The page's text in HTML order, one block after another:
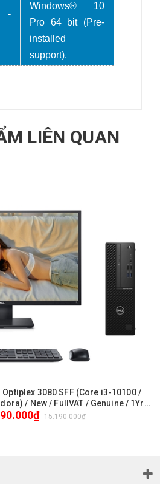
-
Windows® 10
Pro 64 bit (Pre-
installed
support).
LIÊN QUAN
Optiplex 3080 SFF (Core i3-10100 /
/ New / FullVAT / Genuine / 1Yr
Series 21.5 inch FullHD (3080SFF-
15.190.000₫